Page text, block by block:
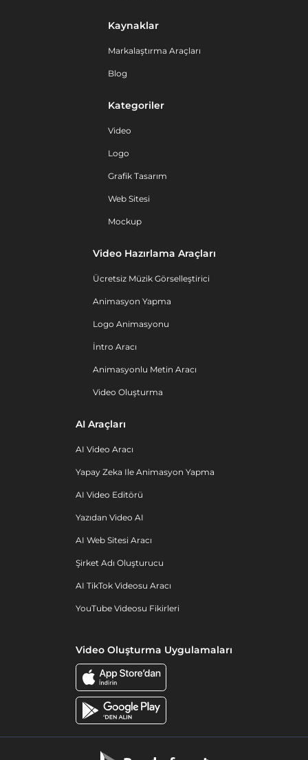
Kaynaklar
Markalaştırma Araçları
Blog
Kategoriler
Video
Logo
Grafik Tasarım
Web Sitesi
Mockup
Video Hazırlama Araçları
Ücretsiz Müzik Görselleştirici
Animasyon Yapma
Logo Animasyonu
İntro Aracı
Animasyonlu Metin Aracı
Video Oluşturma
AI Araçları
AI Video Aracı
Yapay Zeka Ile Animasyon Yapma
AI Video Editörü
Yazıdan Video AI
AI Web Sitesi Aracı
Şirket Adı Oluşturucu
AI TikTok Videosu Aracı
YouTube Videosu Fikirleri
Video Oluşturma Uygulamaları